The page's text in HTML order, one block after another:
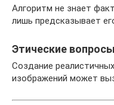
Алгоритм не знает
лишь предсказывает
Этические вопросы
Создание
изображений может